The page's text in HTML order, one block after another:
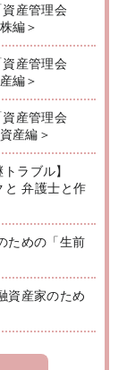
産管理会
編＞
産管理会
編＞
産管理会
産編＞
ラブル】
と 弁護士と作
ための「生前
資産家のため